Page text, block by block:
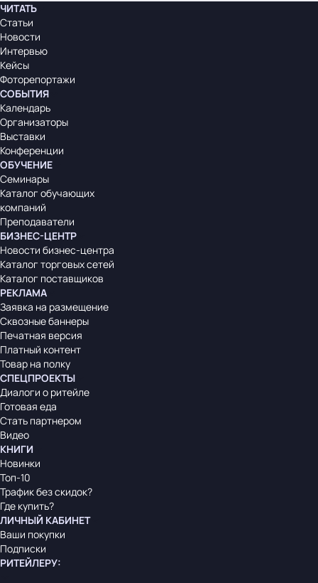
ЧИТАТЬ
Статьи
Новости
Интервью
Кейсы
Фоторепортажи
СОБЫТИЯ
Календарь
Организаторы
Выставки
Конференции
ОБУЧЕНИЕ
Семинары
Каталог обучающих
компаний
Преподаватели
БИЗНЕС-ЦЕНТР
Новости бизнес-центра
Каталог торговых сетей
Каталог поставщиков
РЕКЛАМА
Заявка на размещение
Сквозные баннеры
Печатная версия
Платный контент
Товар на полку
СПЕЦПРОЕКТЫ
Диалоги о ритейле
Готовая еда
Стать партнером
Видео
КНИГИ
Новинки
Топ-10
Трафик без скидок?
Где купить?
ЛИЧНЫЙ КАБИНЕТ
Ваши покупки
Подписки
РИТЕЙЛЕРУ: